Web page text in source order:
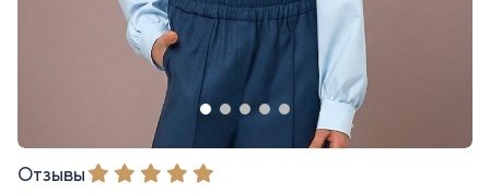
Отзывы